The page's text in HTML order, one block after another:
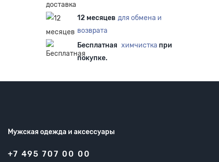
12 месяцев для обмена и
возврата
Бесплатная химчистка при
покупке.
Мужская одежда и аксессуары
+7 495 707 00 00